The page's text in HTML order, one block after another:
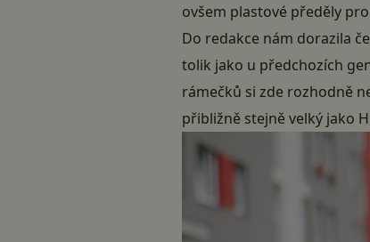
ovšem plastové předěly
Do redakce nám dorazila
tolik jako u předchozích
rámečků si zde rozhodně
přibližně stejně velký jako